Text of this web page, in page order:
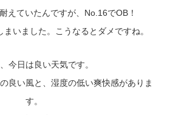
えていたんですが、No.16でOB！
いました。こうなるとダメですね。
今日は良い天気です。
良い風と、湿度の低い爽快感がありま
す。